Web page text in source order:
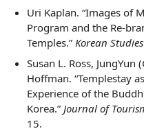
Uri Kaplan. “Images of
Program and the Re-
Temples.” Korean Studies
Susan L. Ross, JungYun
Hoffman. “Templestay
Experience of the
Korea.” Journal of
15.